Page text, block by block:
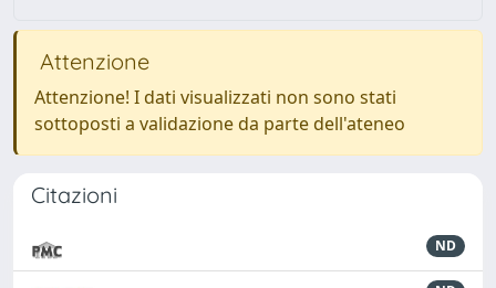
Attenzione
Attenzione! I dati visualizzati non sono stati
sottoposti a validazione da parte dell'ateneo
Citazioni
ND